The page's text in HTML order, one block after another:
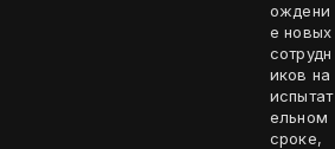
ождени
е новых
сотрудн
иков на
испытат
ельном
сроке,